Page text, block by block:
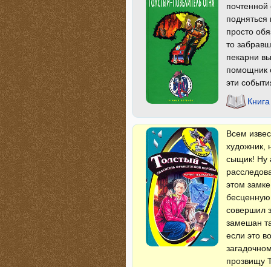
почтенной
просто
то
пекарни
помощник
эти
Всем
художник,
сыщик! Ну
этом
бесценную
совершил
замешан
если это
прозвищу